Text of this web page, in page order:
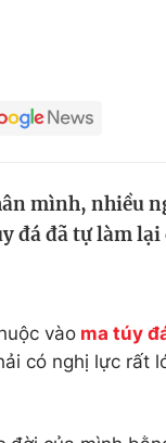
mình, nhiều
đá đã tự làm lại
vào ma túy
có nghị lực rất